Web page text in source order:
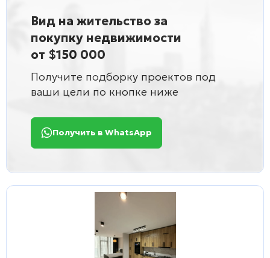
Вид на жительство за
покупку недвижимости
от $150 000
Получите подборку проектов под
ваши цели по кнопке ниже
Получить в WhatsApp